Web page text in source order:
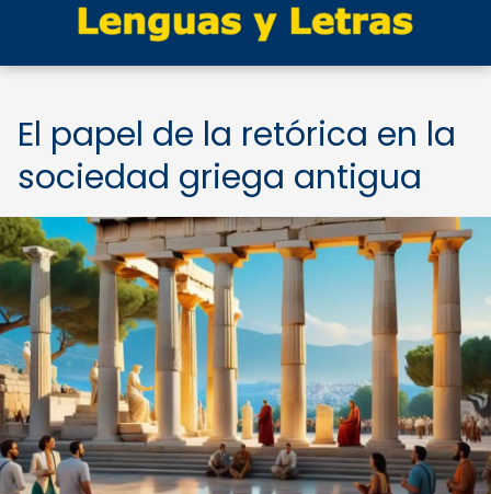
El papel de la retórica en la
sociedad griega antigua